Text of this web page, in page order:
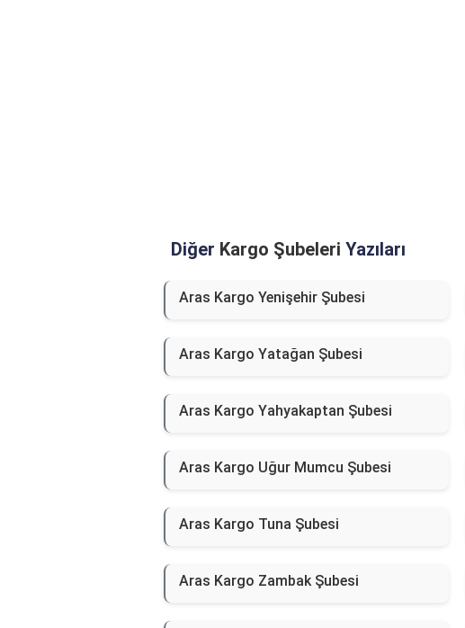
Diğer Kargo Şubeleri Yazıları
Aras Kargo Yenişehir Şubesi
Aras Kargo Yatağan Şubesi
Aras Kargo Yahyakaptan Şubesi
Aras Kargo Uğur Mumcu Şubesi
Aras Kargo Tuna Şubesi
Aras Kargo Zambak Şubesi